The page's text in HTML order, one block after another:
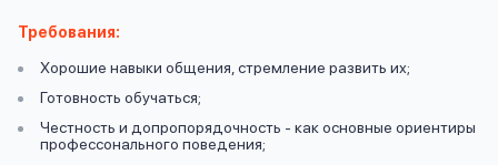
Требования:
Хорошие навыки общения, стремление развить их;
Готовность обучаться;
Честность и допропорядочность - как основные ориентиры
профессонального поведения;